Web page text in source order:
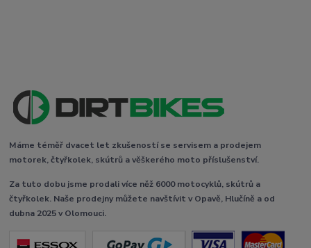
Máme téměř dvacet let zkušeností se servisem a prodejem
motorek, čtyřkolek, skútrů a věškerého moto příslušenství.
Za tuto dobu jsme prodali více něž 6000 motocyklů, skútrů a
čtyřkolek. Naše prodejny můžete navštívit v Opavě, Hlučíně a od
dubna 2025 v Olomouci.